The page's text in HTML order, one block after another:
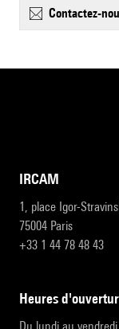
contactez-
IRCAM
1, place Igor-
75004 Paris
+33 1 44 78 48 43
heures